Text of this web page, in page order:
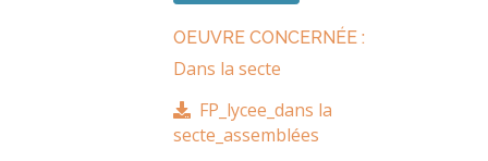
OEUVRE CONCERNÉE :
Dans la secte
FP_lycee_dans la
secte_assemblées